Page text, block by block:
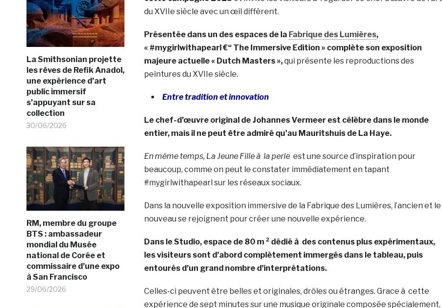
La Smithsonian projette
les rêves de Refik Anadol,
une expérience d’art
public immersif
s’appuyant sur sa
collection
30/06/2026
RM, membre du groupe
BTS : ambassadeur
mondial du Musée
national de Corée et
commissaire d’une expo
à San Francisco
29/06/2026
du XVIIe siècle avec un œil différent.
Présentée dans un des espaces de la Fabrique des Lumières,
« #mygirlwithapearl €“ The Immersive Edition » complète son exposition
majeure actuelle « Dutch Masters »,qui présente les reproductions des
peintures du XVIIe siècle.
Entre tradition et innovation
Le chef-d’œuvre original de Johannes Vermeer est célèbre dans le monde
entier, mais il ne peut être admiré qu’au Mauritshuis de La Haye.
En même temps, La Jeune Fille à la perleest une source d’inspiration pour
beaucoup, comme on peut le constater immédiatement en tapant
#mygirlwithapearl sur les réseaux sociaux.
Dans la nouvelle exposition immersive de la Fabrique des Lumières, l’ancien et le
nouveau se rejoignent pour créer une nouvelle expérience.
Dans le Studio, espace de 80 m ² dédié à des contenus plus expérimentaux,
les visiteurs sont d’abord complètement immergés dans le tableau, puis
entourés d’un grand nombre d’interprétations.
Celles-ci peuvent être belles et originales, drôles ou étranges. Grace à cette
expérience de sept minutes sur une musique originale composée spécialement,